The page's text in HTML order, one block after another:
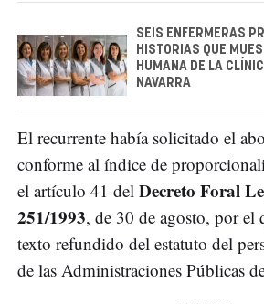
SEIS ENFERMERAS
HISTORIAS QUE
HUMANA DE LA
NAVARRA
El recurrente había solicitado el
conforme al índice de
el artículo 41 del Decreto Foral
251/1993, de 30 de agosto, por el
texto refundido del estatuto del
de las Administraciones Públicas